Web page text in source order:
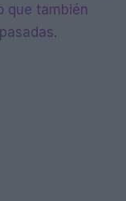
que también